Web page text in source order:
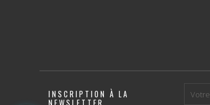
INSCRIPTION À LA
NEWSLETTER